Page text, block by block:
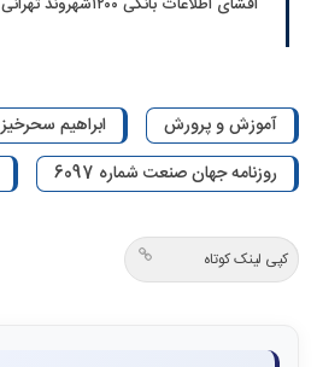
آموزش و پرورش ابراهیم سحرخیز
روزنامه جهان صنعت شماره 6097
کپی لینک کوتاه